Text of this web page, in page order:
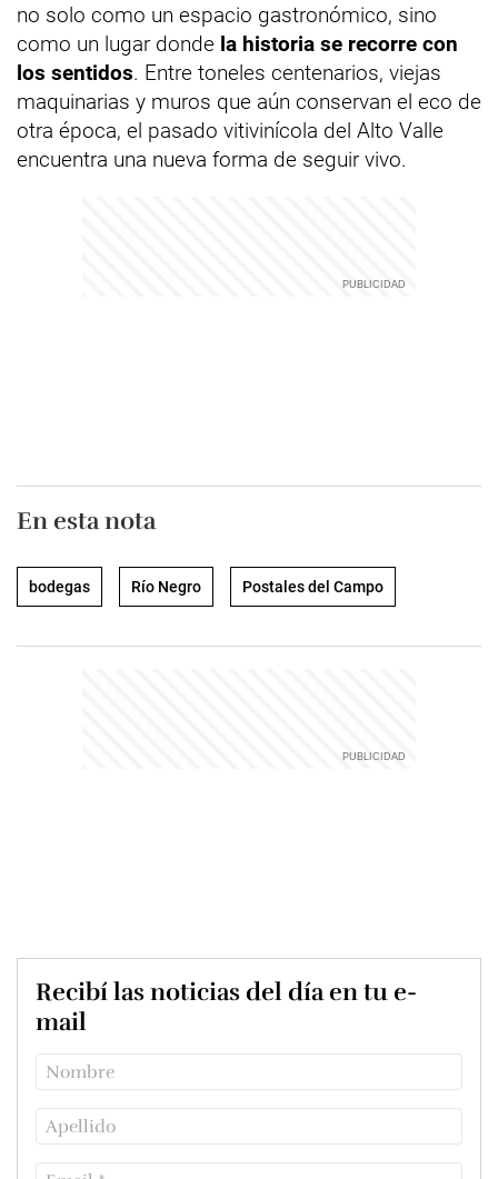
no solo como un espacio gastronómico, sino
como un lugar donde la historia se recorre con
los sentidos. Entre toneles centenarios, viejas
maquinarias y muros que aún conservan el eco de
otra época, el pasado vitivinícola del Alto Valle
encuentra una nueva forma de seguir vivo.
En esta nota
bodegas Río Negro Postales del Campo
Recibí las noticias del día en tu e-
mail